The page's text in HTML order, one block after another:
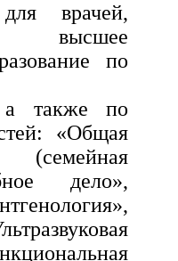
врачей,
по
а также по
«Общая
(семейная
дело»,